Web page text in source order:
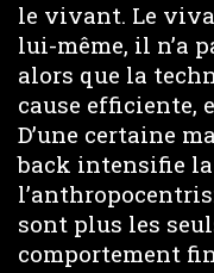
le vivant. Le
lui-même, il n’a
alors que la
cause efficiente,
D’une certaine
back intensifie
sont plus les
comportement